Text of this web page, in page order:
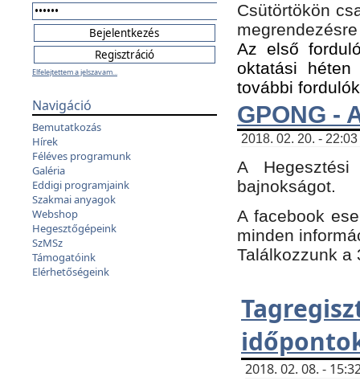
Elfelejtettem a jelszavam...
Navigáció
Bemutatkozás
Hírek
Féléves programunk
Galéria
Eddigi programjaink
Szakmai anyagok
Webshop
Hegesztőgépeink
SzMSz
Támogatóink
Elérhetőségeink
Csütörtökön
Az első
oktatási
további
GPONG -
2018. 02. 20. -
A
bajnokságot.
A facebook
minden
Találkozzunk a
2018. 02. 08. -